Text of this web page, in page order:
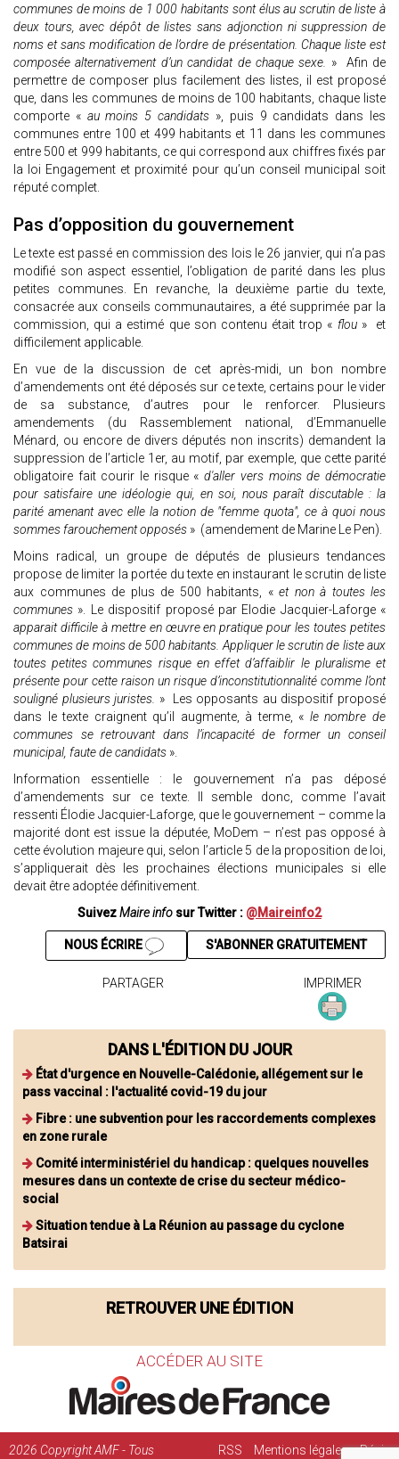
communes de moins de 1 000 habitants sont élus au scrutin de liste à
deux tours, avec dépôt de listes sans adjonction ni suppression de
noms et sans modification de l’ordre de présentation. Chaque liste est
composée alternativement d’un candidat de chaque sexe. » Afin de
permettre de composer plus facilement des listes, il est proposé
que, dans les communes de moins de 100 habitants, chaque liste
comporte « au moins 5 candidats », puis 9 candidats dans les
communes entre 100 et 499 habitants et 11 dans les communes
entre 500 et 999 habitants, ce qui correspond aux chiffres fixés par
la loi Engagement et proximité pour qu’un conseil municipal soit
réputé complet.
Pas d’opposition du gouvernement
Le texte est passé en commission des lois le 26 janvier, qui n’a pas
modifié son aspect essentiel, l’obligation de parité dans les plus
petites communes. En revanche, la deuxième partie du texte,
consacrée aux conseils communautaires, a été supprimée par la
commission, qui a estimé que son contenu était trop « flou » et
difficilement applicable.
En vue de la discussion de cet après-midi, un bon nombre
d’amendements ont été déposés sur ce texte, certains pour le vider
de sa substance, d’autres pour le renforcer. Plusieurs
amendements (du Rassemblement national, d’Emmanuelle
Ménard, ou encore de divers députés non inscrits) demandent la
suppression de l’article 1er, au motif, par exemple, que cette parité
obligatoire fait courir le risque «d'aller vers moins de démocratie
pour satisfaire une idéologie qui, en soi, nous paraît discutable : la
parité amenant avec elle la notion de "femme quota", ce à quoi nous
sommes farouchement opposés » (amendement de Marine Le Pen).
Moins radical, un groupe de députés de plusieurs tendances
propose de limiter la portée du texte en instaurant le scrutin de liste
aux communes de plus de 500 habitants, « et non à toutes les
communes ». Le dispositif proposé par Elodie Jacquier-Laforge «
apparait difficile à mettre en œuvre en pratique pour les toutes petites
communes de moins de 500 habitants. Appliquer le scrutin de liste aux
toutes petites communes risque en effet d’affaiblir le pluralisme et
présente pour cette raison un risque d’inconstitutionnalité comme l’ont
souligné plusieurs juristes. » Les opposants au dispositif proposé
dans le texte craignent qu’il augmente, à terme, « le nombre de
communes se retrouvant dans l’incapacité de former un conseil
municipal, faute de candidats ».
Information essentielle : le gouvernement n’a pas déposé
d’amendements sur ce texte. Il semble donc, comme l’avait
ressenti Élodie Jacquier-Laforge, que le gouvernement – comme la
majorité dont est issue la députée, MoDem – n’est pas opposé à
cette évolution majeure qui, selon l’article 5 de la proposition de loi,
s’appliquerait dès les prochaines élections municipales si elle
devait être adoptée définitivement.
SuivezMaire info sur Twitter : @Maireinfo2
S'ABONNER GRATUITEMENT
NOUS ÉCRIRE
PARTAGER IMPRIMER
DANS L'ÉDITION DU JOUR
État d'urgence en Nouvelle-Calédonie, allégement sur le
pass vaccinal : l'actualité covid-19 du jour
Fibre : une subvention pour les raccordements complexes
en zone rurale
Comité interministériel du handicap : quelques nouvelles
mesures dans un contexte de crise du secteur médico-
social
Situation tendue à La Réunion au passage du cyclone
Batsirai
RETROUVER UNE ÉDITION
ACCÉDER AU SITE
2026 Copyright AMF - Tous RSS Mentions légales Régie